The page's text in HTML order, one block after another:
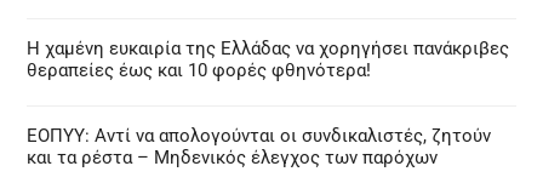
Η χαμένη ευκαιρία της Ελλάδας να χορηγήσει πανάκριβες
θεραπείες έως και 10 φορές φθηνότερα!
ΕΟΠΥΥ: Αντί να απολογούνται οι συνδικαλιστές, ζητούν
και τα ρέστα – Μηδενικός έλεγχος των παρόχων